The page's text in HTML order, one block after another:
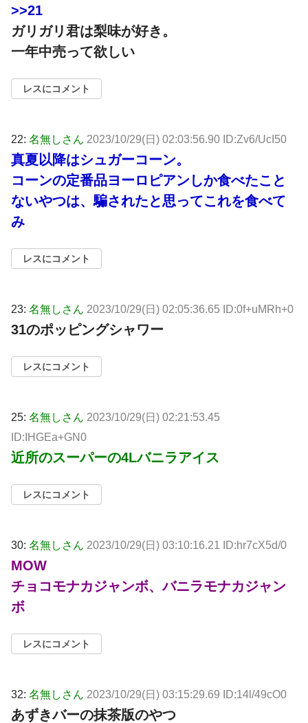
>>21
ガリガリ君は梨味が好き。
一年中売って欲しい
レスにコメント
22: 名無しさん 2023/10/29(日) 02:03:56.90 ID:Zv6/UcI50
真夏以降はシュガーコーン。
コーンの定番品ヨーロピアンしか食べたこと
ないやつは、騙されたと思ってこれを食べて
み
レスにコメント
23: 名無しさん 2023/10/29(日) 02:05:36.65 ID:0f+uMRh+0
31のポッピングシャワー
レスにコメント
25: 名無しさん 2023/10/29(日) 02:21:53.45
ID:IHGEa+GN0
近所のスーパーの4Lバニラアイス
レスにコメント
30: 名無しさん 2023/10/29(日) 03:10:16.21 ID:hr7cX5d/0
MOW
チョコモナカジャンボ、バニラモナカジャン
ボ
レスにコメント
32: 名無しさん 2023/10/29(日) 03:15:29.69 ID:14l/49cO0
あずきバーの抹茶版のやつ